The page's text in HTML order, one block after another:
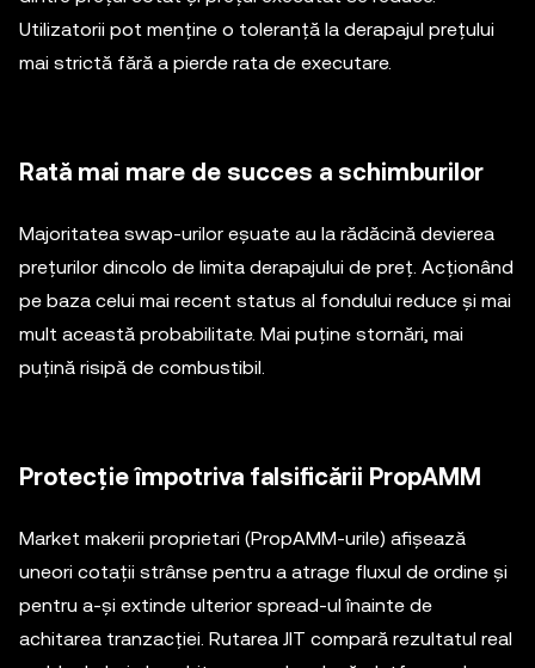
Utilizatorii pot menține o toleranță la derapajul prețului
mai strictă fără a pierde rata de executare.
Rată mai mare de succes a schimburilor
Majoritatea swap-urilor eșuate au la rădăcină devierea
prețurilor dincolo de limita derapajului de preț. Acționând
pe baza celui mai recent status al fondului reduce și mai
mult această probabilitate. Mai puține stornări, mai
puțină risipă de combustibil.
Protecție împotriva falsificării PropAMM
Market makerii proprietari (PropAMM-urile) afișează
uneori cotații strânse pentru a atrage fluxul de ordine și
pentru a-și extinde ulterior spread-ul înainte de
achitarea tranzacției. Rutarea JIT compară rezultatul real